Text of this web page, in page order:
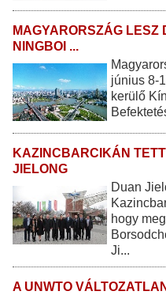
MAGYARORSZÁG LESZ
NINGBOI ...
június 8-
kerülő
KAZINCBARCIKÁN
JIELONG
Duan
hogy
Ji...
A UNWTO